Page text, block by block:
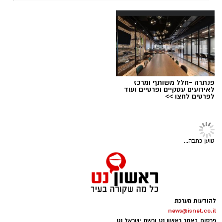
חדשותי? מצאתם טעות בכתבה? נשמח שתשתפו
אותנו
עיריית ראשון לציון
פנתרה -חלל משותף ומרכז
לאירועים עסקיים ופרטיים ועוד
לפרטים לחצו >>
תרבות ובידור
ראשון לציון מציינת את יום היוגה
הבינלאומי עם שיעורים פתוחים
עיריית ראשון לציון מזמינה את תושבות ותושבי
העיר לקחת פסק זמן מהשגרה ולהצטרף לשני
שיעורי יוגה פתוחים ומיוחדים שייערכו לקראת